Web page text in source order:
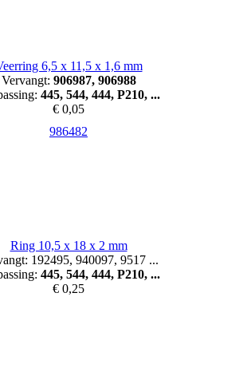
6,5 x 11,5 x 1,6 mm
Vervangt: 906987, 906988
445, 544, 444, P210, ...
€ 0,05
986482
Ring 10,5 x 18 x 2 mm
192495, 940097, 9517 ...
445, 544, 444, P210, ...
€ 0,25